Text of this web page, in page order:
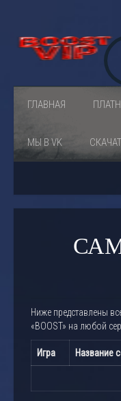
ГЛАВНАЯ
МЫ В VK
Ниже представлены
«BOOST» на любой
Игра Название